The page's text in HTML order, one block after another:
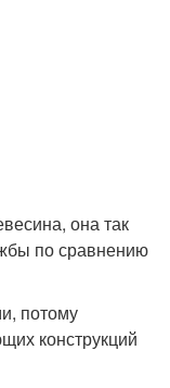
она так
по сравнению
потому
конструкций